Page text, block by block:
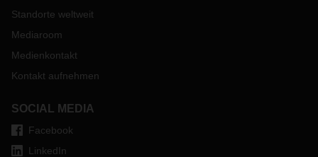
Standorte weltweit
Mediaroom
Medienkontakt
Kontakt aufnehmen
SOCIAL MEDIA
Facebook
LinkedIn